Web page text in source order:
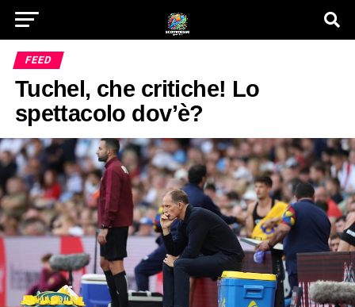
FEED
Tuchel, che critiche! Lo
spettacolo dov’è?